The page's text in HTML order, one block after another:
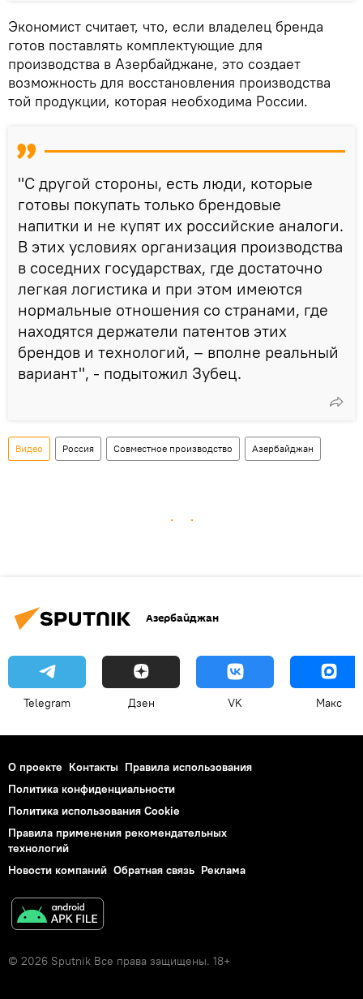
Экономист считает, что, если владелец бренда
готов поставлять комплектующие для
производства в Азербайджане, это создает
возможность для восстановления производства
той продукции, которая необходима России.
"С другой стороны, есть люди, которые
готовы покупать только брендовые
напитки и не купят их российские аналоги.
В этих условиях организация производства
в соседних государствах, где достаточно
легкая логистика и при этом имеются
нормальные отношения со странами, где
находятся держатели патентов этих
брендов и технологий, – вполне реальный
вариант", - подытожил Зубец.
Видео Россия Совместное производство Азербайджан
Азербайджан
Telegram Дзен VK Макс
О проекте Контакты Правила использования
Политика конфиденциальности
Политика использования Cookie
Правила применения рекомендательных
технологий
Новости компаний Обратная связь Реклама
© 2026 Sputnik Все права защищены. 18+